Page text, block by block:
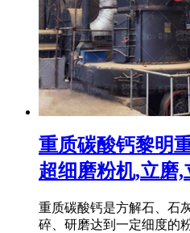
重质碳酸钙黎明
超细磨粉机,立磨,
重质碳酸钙是方解石、石
碎、研磨达到一定细度的